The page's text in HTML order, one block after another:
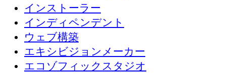
インストーラー
インディペンデント
ウェブ構築
エキシビジョンメーカー
エコゾフィックスタジオ